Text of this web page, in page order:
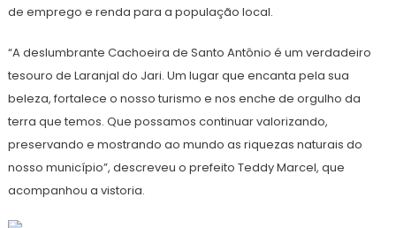
de emprego e renda para a população local.
“A deslumbrante Cachoeira de Santo Antônio é um verdadeiro
tesouro de Laranjal do Jari. Um lugar que encanta pela sua
beleza, fortalece o nosso turismo e nos enche de orgulho da
terra que temos. Que possamos continuar valorizando,
preservando e mostrando ao mundo as riquezas naturais do
nosso município”, descreveu o prefeito Teddy Marcel, que
acompanhou a vistoria.